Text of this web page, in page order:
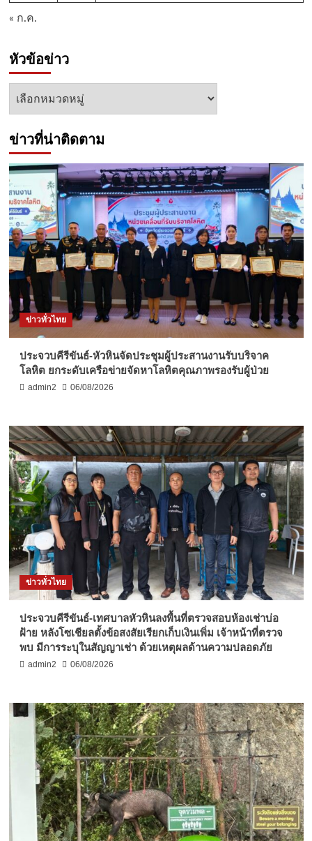
« ก.ค.
หัวข้อข่าว
หัวข้อ
ข่าวที่น่าติดตาม
ข่าวทั่วไทย
ประจวบคีรีขันธ์-หัวหินจัดประชุมผู้ประสานงานรับบริจาค
โลหิต ยกระดับเครือข่ายจัดหาโลหิตคุณภาพรองรับผู้ป่วย
admin2 06/08/2026
ข่าวทั่วไทย
ประจวบคีรีขันธ์-เทศบาลหัวหินลงพื้นที่ตรวจสอบห้องเช่าบ่อ
ฝ้าย หลังโซเชียลตั้งข้อสงสัยเรียกเก็บเงินเพิ่ม เจ้าหน้าที่ตรวจ
พบ มีการระบุในสัญญาเช่า ด้วยเหตุผลด้านความปลอดภัย
admin2 06/08/2026